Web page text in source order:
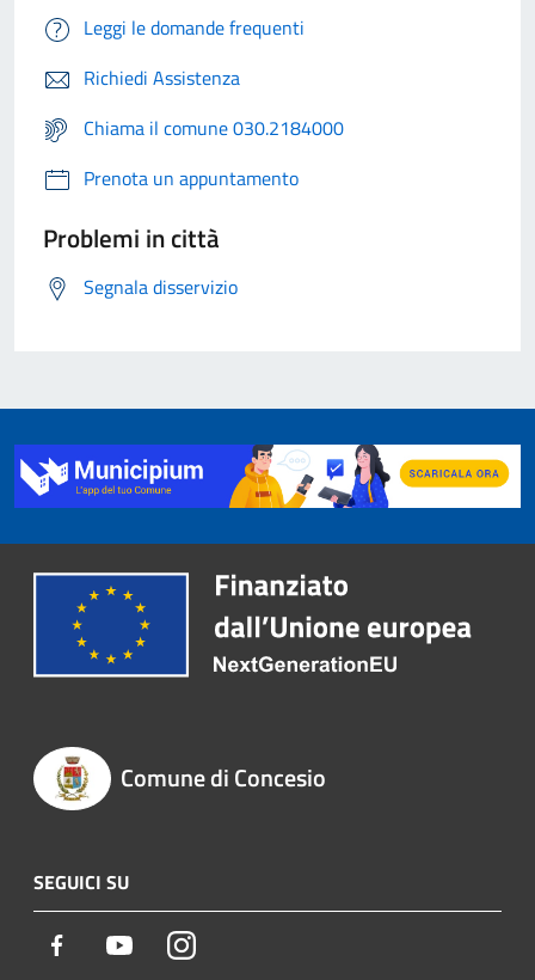
Leggi le domande frequenti
Richiedi Assistenza
Chiama il comune 030.2184000
Prenota un appuntamento
Problemi in città
Segnala disservizio
Comune di Concesio
SEGUICI SU
Facebook YoutubeInstagram